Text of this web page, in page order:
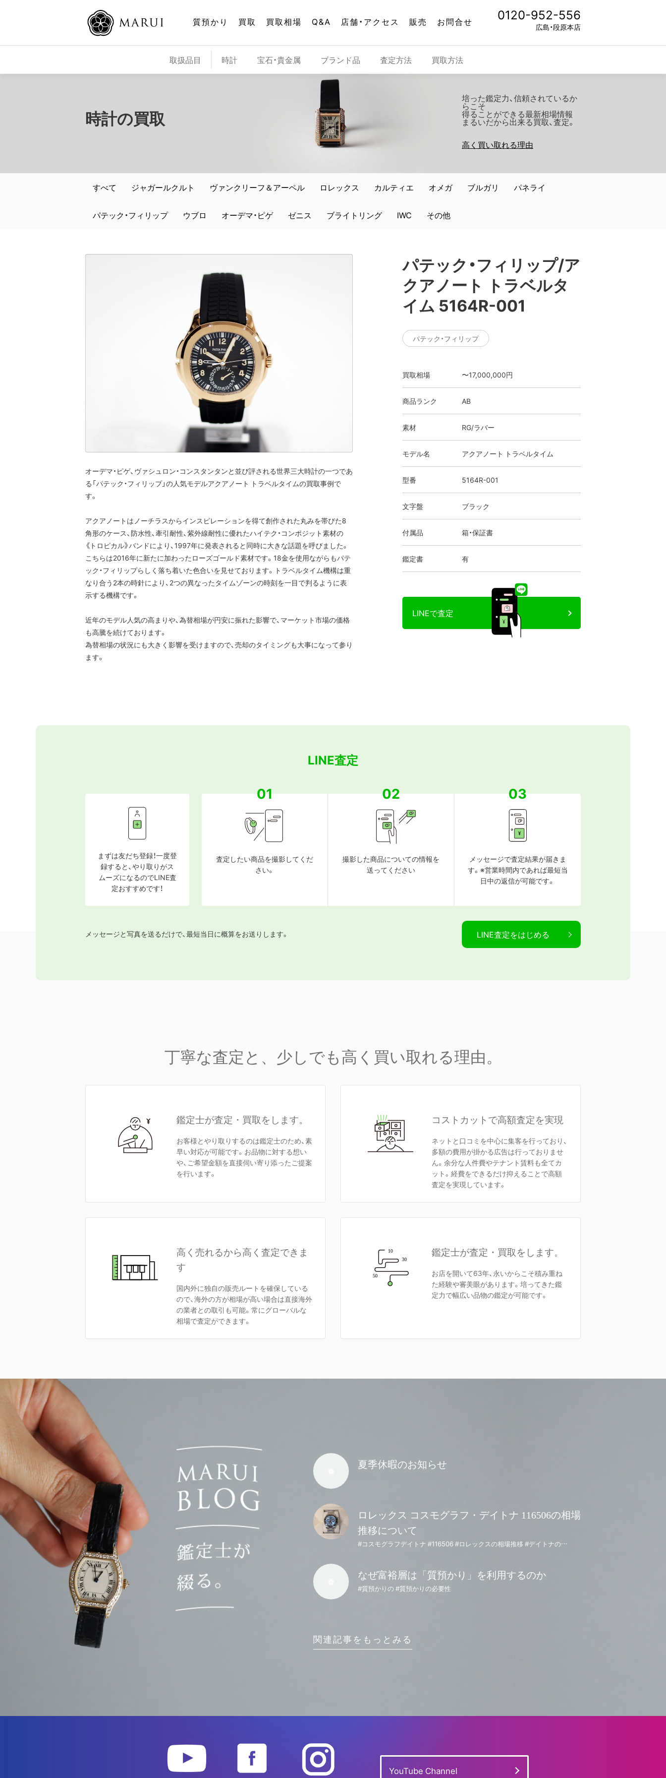
質預かり 買取 買取相場 Q&A 店舗・アクセス 販売 お問合せ 0120-952-556
広島・段原本店
取扱品目 時計 宝石・貴金属 ブランド品 査定方法 買取方法
時計の買取
培った鑑定力、信頼されているか
らこそ
得ることができる最新相場情報
まるいだから出来る買取、査定。
高く買い取れる理由
すべて ジャガールクルト ヴァンクリーフ＆アーペル ロレックス カルティエ オメガ ブルガリ パネライ
パテック・フィリップ ウブロ オーデマ・ピゲ ゼニス ブライトリング IWC その他
オーデマ・ピゲ、ヴァシュロン・コンスタンタンと並び評される世界三大時計の一つであ
る「パテック・フィリップ」の人気モデルアクアノート トラベルタイムの買取事例で
す。
アクアノートはノーチラスからインスピレーションを得て創作された丸みを帯びた8
角形のケース、防水性、牽引耐性、紫外線耐性に優れたハイテク・コンポジット素材の
《トロピカル》バンドにより、1997年に発表されると同時に大きな話題を呼びました。
こちらは2016年に新たに加わったローズゴールド素材です。18金を使用ながらもパテ
ック・フィリップらしく落ち着いた色合いを見せております。トラベルタイム機構は重
なり合う2本の時針により、2つの異なったタイムゾーンの時刻を一目で判るように表
示する機構です。
近年のモデル人気の高まりや、為替相場が円安に振れた影響で、マーケット市場の価格
も高騰を続けております。
為替相場の状況にも大きく影響を受けますので、売却のタイミングも大事になって参り
ます。
パテック・フィリップ/ア
クアノート トラベルタ
イム 5164R-001
パテック・フィリップ
買取相場 〜17,000,000円
商品ランク AB
素材 RG/ラバー
モデル名 アクアノート トラベルタイム
型番 5164R-001
文字盤 ブラック
付属品 箱・保証書
鑑定書 有
LINEで査定
LINE査定
まずは友だち登録！一度登
録すると、やり取りがス
ムーズになるのでLINE査
定おすすめです！
01
査定したい商品を撮影してくだ
さい。
02
撮影した商品についての情報を
送ってください
03
メッセージで査定結果が届きま
す。※営業時間内であれば最短当
日中の返信が可能です。
メッセージと写真を送るだけで、最短当日に概算をお送りします。 LINE査定をはじめる
丁寧な査定と、少しでも高く買い取れる理由。
鑑定士が査定・買取をします。
お客様とやり取りするのは鑑定士のため、素
早い対応が可能です。お品物に対する想い
や、ご希望金額を直接伺い寄り添ったご提案
を行います。
コストカットで高額査定を実現
ネットと口コミを中心に集客を行っており、
多額の費用が掛かる広告は行っておりませ
ん。余分な人件費やテナント賃料も全てカ
ット。経費をできるだけ抑えることで高額
査定を実現しています。
高く売れるから高く査定できま
す
国内外に独自の販売ルートを確保している
ので、海外の方が相場が高い場合は直接海外
の業者との取引も可能。常にグローバルな
相場で査定ができます。
鑑定士が査定・買取をします。
お店を開いて63年、永いからこそ積み重ね
た経験や審美眼があります。培ってきた鑑
定力で幅広い品物の鑑定が可能です。
夏季休暇のお知らせ
ロレックス コスモグラフ・デイトナ 116506の相場
推移について
#コスモグラフデイトナ #116506 #ロレックスの相場推移 #デイトナの相場推移 #116506の相場推移 #資産性の高い時計 #アイスブルー #デイトナ #プラチナモデル
なぜ富裕層は「質預かり」を利用するのか
#質預かりの #質預かりの必要性
関連記事をもっとみる
YouTube Channel